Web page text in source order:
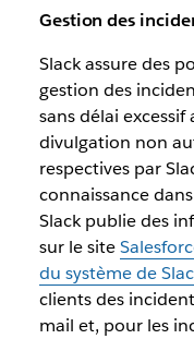
Gestion des
Slack assure des
gestion des
sans délai
divulgation non
respectives par
connaissance
Slack publie des
sur le site
du système de
clients des
mail et, pour les